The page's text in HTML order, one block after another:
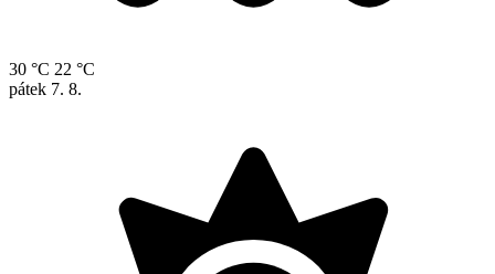
30 °C 22 °C
pátek 7. 8.